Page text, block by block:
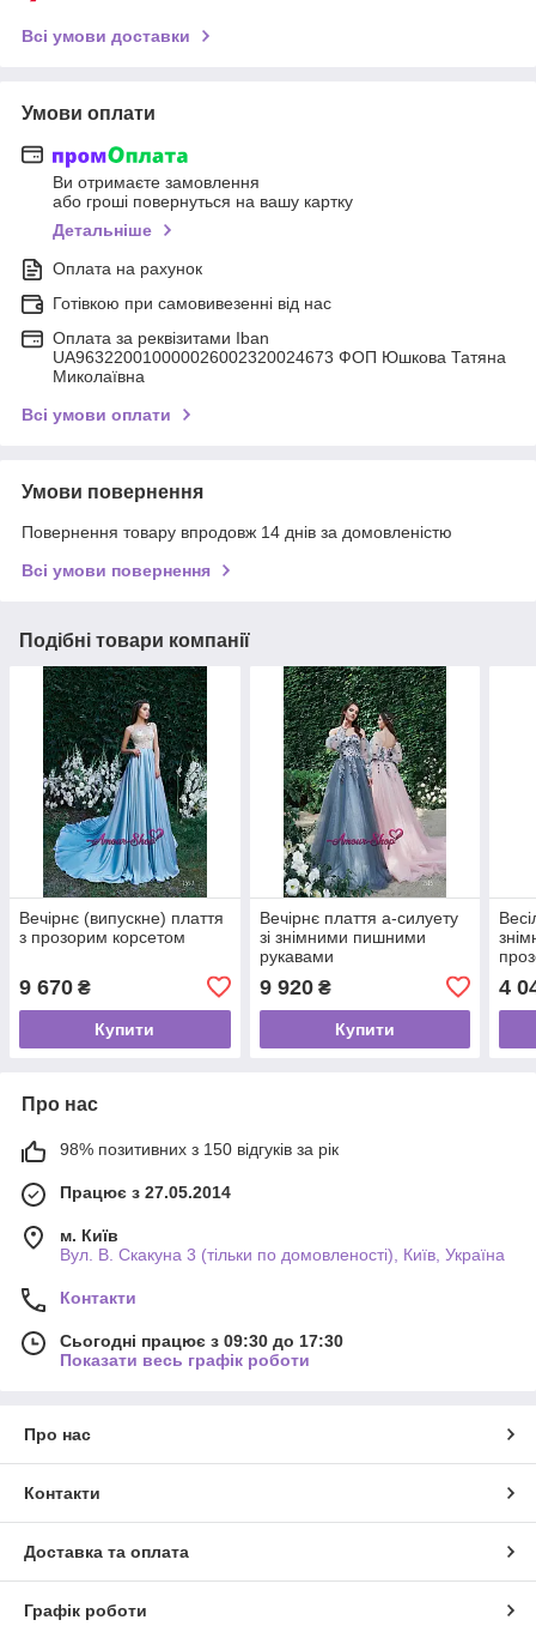
Всі умови доставки
Умови оплати
Ви отримаєте замовлення
або гроші повернуться на вашу картку
Детальніше
Оплата на рахунок
Готівкою при самовивезенні від нас
Оплата за реквізитами Iban
UA963220010000026002320024673 ФОП Юшкова Татяна
Миколаївна
Всі умови оплати
Умови повернення
Повернення товару впродовж 14 днів за домовленістю
Всі умови повернення
Подібні товари компанії
Вечірнє (випускне) плаття
з прозорим корсетом
9 670 ₴
Купити
Вечірнє плаття а-силуету
зі знімними пишними
рукавами
9 920₴
Купити
4
Про нас
98% позитивних з 150 відгуків за рік
Працює з 27.05.2014
м. Київ
Вул. В. Скакуна 3 (тільки по домовленості), Київ, Україна
Контакти
Сьогодні працює з 09:30 до 17:30
Показати весь графік роботи
Про нас
Контакти
Доставка та оплата
Графік роботи